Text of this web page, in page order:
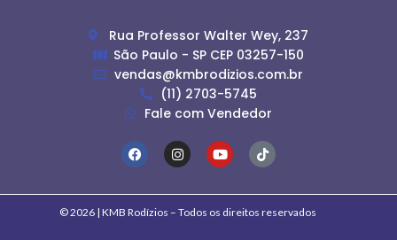
Rua Professor Walter Wey, 237
São Paulo - SP CEP 03257-150
vendas@kmbrodizios.com.br
(11) 2703-5745
Fale com Vendedor
© 2026 | KMB Rodízios – Todos os direitos reservados